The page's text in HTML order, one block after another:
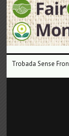
Trobada Sense